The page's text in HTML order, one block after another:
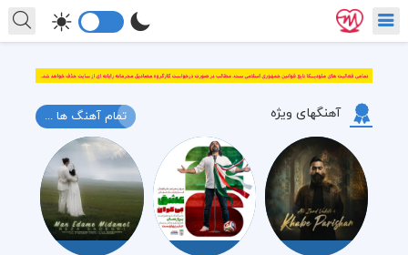
آهنگهای ویژه تمام آهنگ ها ...